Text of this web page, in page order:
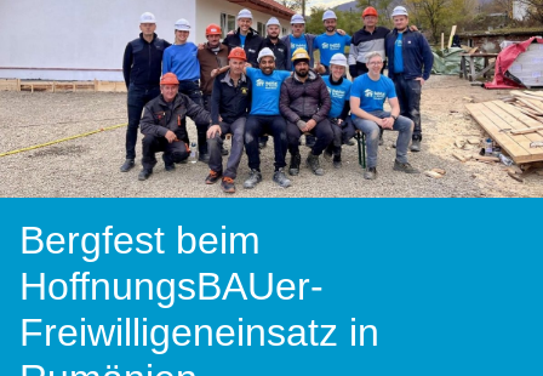
Bergfest beim
HoffnungsBAUer-
Freiwilligeneinsatz in